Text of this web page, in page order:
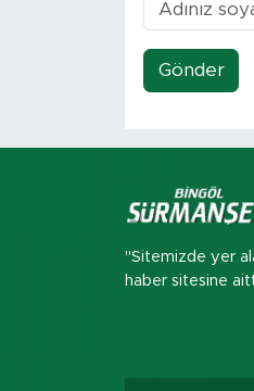
Gönder
"Sitemizde yer
haber sitesine